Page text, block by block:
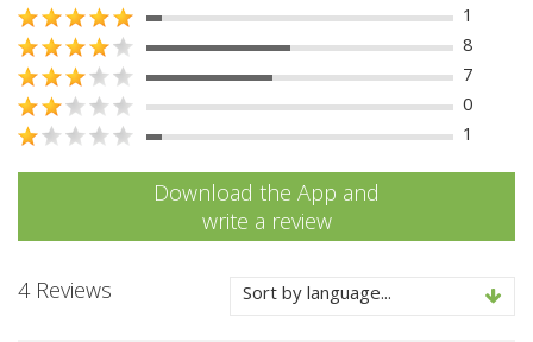
1
8
7
0
1
Download the App and
write a review
4 Reviews Sort by language...